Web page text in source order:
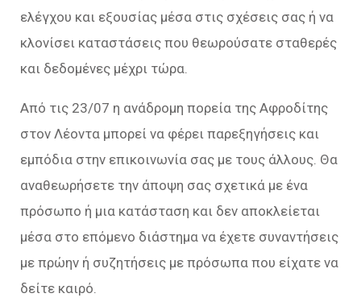
ελέγχου και εξουσίας μέσα στις σχέσεις σας ή να
κλονίσει καταστάσεις που θεωρούσατε σταθερές
και δεδομένες μέχρι τώρα.
Από τις 23/07 η ανάδρομη πορεία της Αφροδίτης
στον Λέοντα μπορεί να φέρει παρεξηγήσεις και
εμπόδια στην επικοινωνία σας με τους άλλους. Θα
αναθεωρήσετε την άποψη σας σχετικά με ένα
πρόσωπο ή μια κατάσταση και δεν αποκλείεται
μέσα στο επόμενο διάστημα να έχετε συναντήσεις
με πρώην ή συζητήσεις με πρόσωπα που είχατε να
δείτε καιρό.